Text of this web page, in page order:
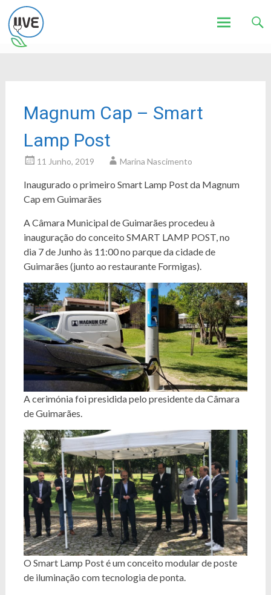
Magnum Cap – Smart
Lamp Post
11 Junho, 2019 Marina Nascimento
Inaugurado o primeiro Smart Lamp Post da Magnum
Cap em Guimarães
A Câmara Municipal de Guimarães procedeu à
inauguração do conceito SMART LAMP POST, no
dia 7 de Junho às 11:00 no parque da cidade de
Guimarães (junto ao restaurante Formigas).
A cerimónia foi presidida pelo presidente da Câmara
de Guimarães.
O Smart Lamp Post é um conceito modular de poste
de iluminação com tecnologia de ponta.